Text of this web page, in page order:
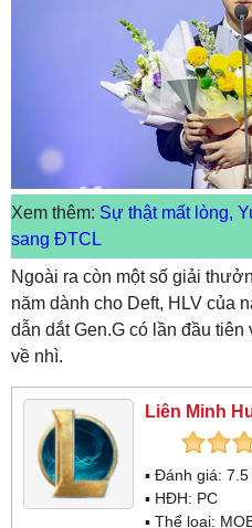
Xem thêm: Sự thật mất lòng,
sang ĐTCL
Ngoài ra còn một số giải
năm dành cho Deft, HLV của
dẫn dắt Gen.G có lần đầu
về nhì.
Liên Minh
▪ Đánh giá: 7.5
▪ HĐH: PC
▪ Thể loại: